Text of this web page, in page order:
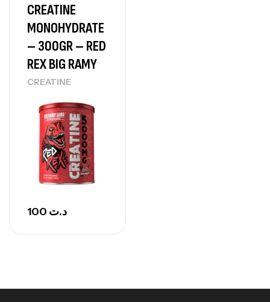
CREATINE
MONOHYDRATE
– 300GR – RED
REX BIG RAMY
CREATINE
د.ت